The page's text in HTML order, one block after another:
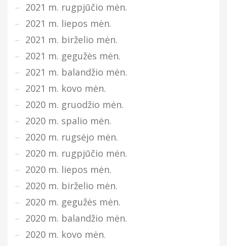
2021 m. rugpjūčio mėn.
2021 m. liepos mėn.
2021 m. birželio mėn.
2021 m. gegužės mėn.
2021 m. balandžio mėn.
2021 m. kovo mėn.
2020 m. gruodžio mėn.
2020 m. spalio mėn.
2020 m. rugsėjo mėn.
2020 m. rugpjūčio mėn.
2020 m. liepos mėn.
2020 m. birželio mėn.
2020 m. gegužės mėn.
2020 m. balandžio mėn.
2020 m. kovo mėn.